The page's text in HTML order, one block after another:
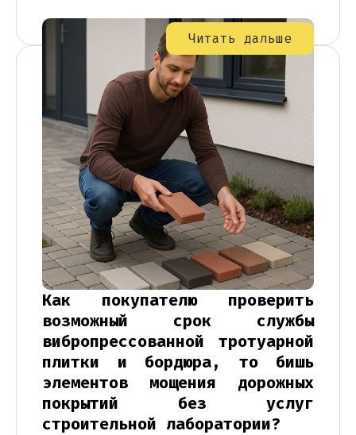
Читать дальше
Как покупателю проверить
возможный срок службы
вибропрессованной тротуарной
плитки и бордюра, то бишь
элементов мощения дорожных
покрытий без услуг
строительной лаборатории?